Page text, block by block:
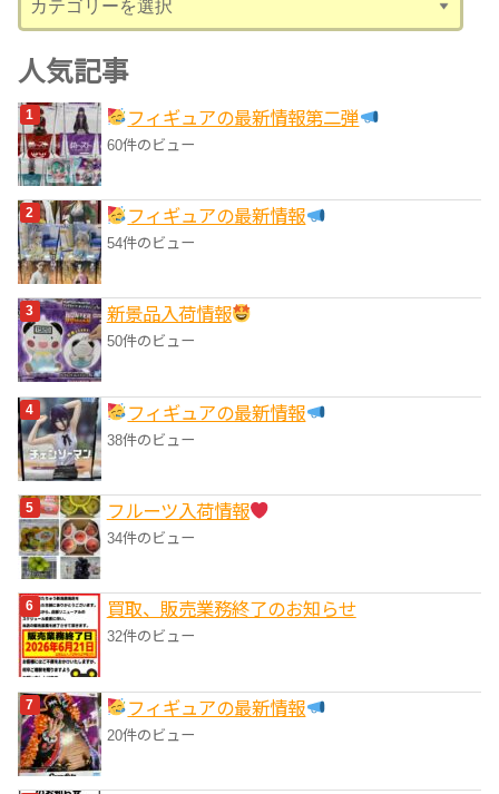
テ
ゴ
リ
ー
人気記事
フィギュアの最新情報第二弾
60件のビュー
フィギュアの最新情報
54件のビュー
‎新景品入荷情報
50件のビュー
フィギュアの最新情報
38件のビュー
フルーツ入荷情報
34件のビュー
買取、販売業務終了のお知らせ
32件のビュー
フィギュアの最新情報
20件のビュー